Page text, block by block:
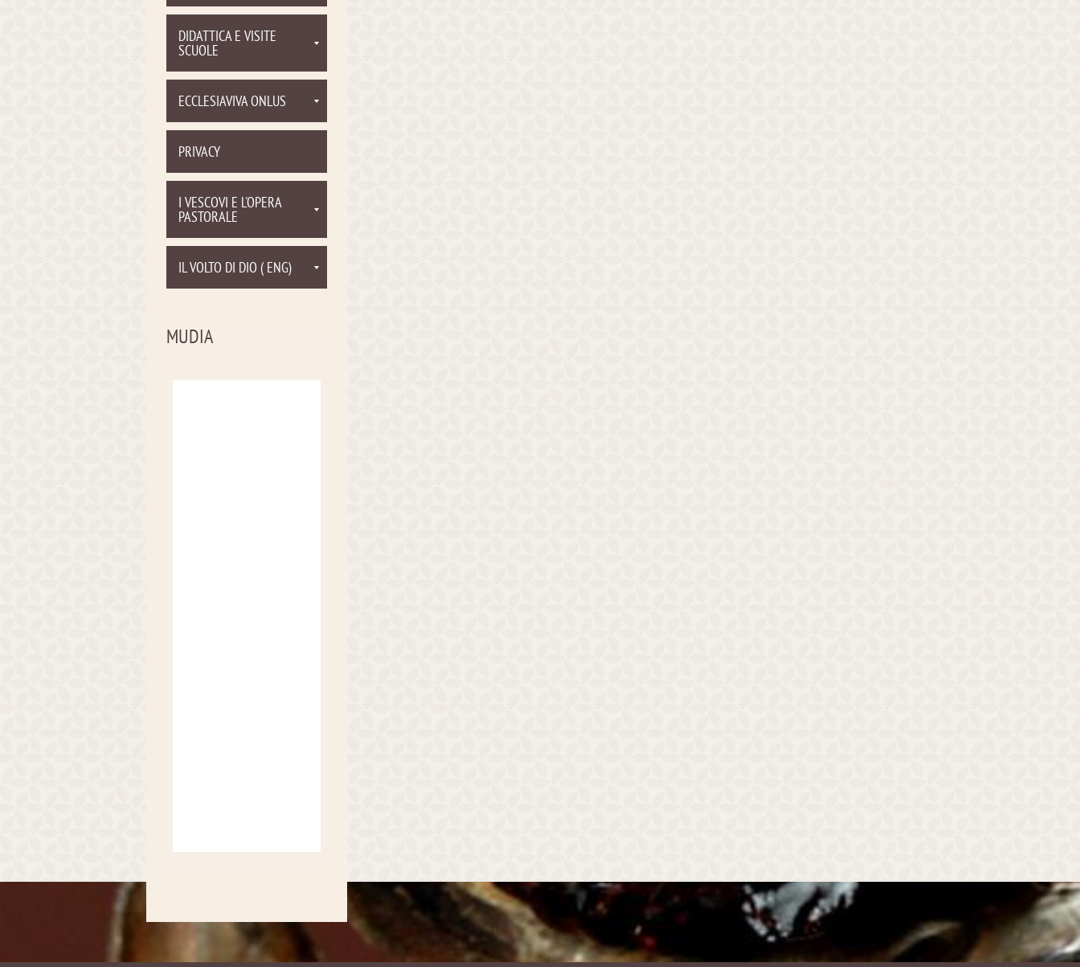
DIDATTICA E VISITE
SCUOLE
ECCLESIAVIVA ONLUS
PRIVACY
I VESCOVI E L'OPERA
PASTORALE
IL VOLTO DI DIO ( ENG)
MUDIA